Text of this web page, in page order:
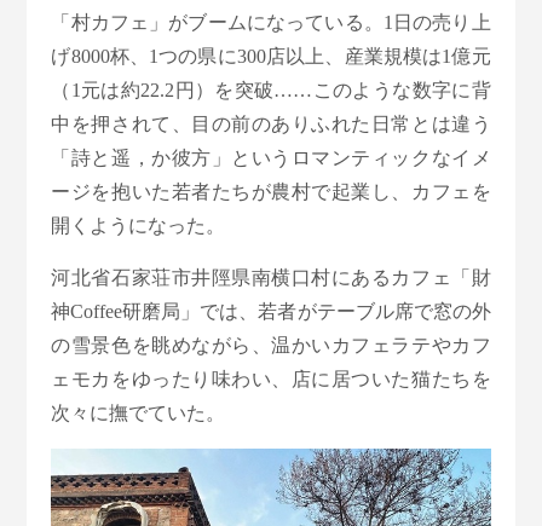
「村カフェ」がブームになっている。1日の売り上
げ8000杯、1つの県に300店以上、産業規模は1億元
（1元は約22.2円）を突破……このような数字に背
中を押されて、目の前のありふれた日常とは違う
「詩と遥，か彼方」というロマンティックなイメ
ージを抱いた若者たちが農村で起業し、カフェを
開くようになった。
河北省石家荘市井陘県南横口村にあるカフェ「財
神Coffee研磨局」では、若者がテーブル席で窓の外
の雪景色を眺めながら、温かいカフェラテやカフ
ェモカをゆったり味わい、店に居ついた猫たちを
次々に撫でていた。